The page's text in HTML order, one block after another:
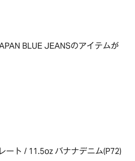
BLUE JEANSのアイテムが
ト / 11.5oz バナナデニム(P72)